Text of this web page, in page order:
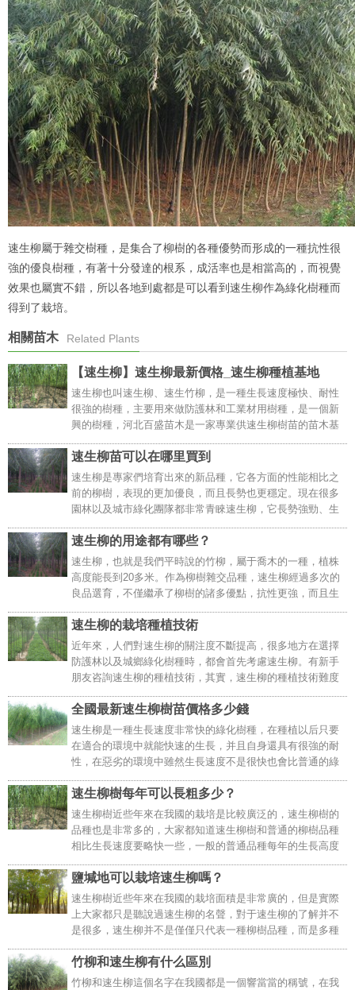
速生柳屬于雜交樹種，是集合了柳樹的各種優勢而形成的一種抗性很
強的優良樹種，有著十分發達的根系，成活率也是相當高的，而視覺
效果也屬實不錯，所以各地到處都是可以看到速生柳作為綠化樹種而
得到了栽培。
相關苗木 Related Plants
【速生柳】速生柳最新價格_速生柳種植基地
速生柳也叫速生柳、速生竹柳，是一種生長速度極快、耐性
很強的樹種，主要用來做防護林和工業材用樹種，是一個新
興的樹種，河北百盛苗木是一家專業供速生柳樹苗的苗木基
地，苗圃主要供應米徑1~2~3~4~5~6公分的速生柳，一手貨
源低價批發。..
速生柳苗可以在哪里買到
速生柳是專家們培育出來的新品種，它各方面的性能相比之
前的柳樹，表現的更加優良，而且長勢也更穩定。現在很多
園林以及城市綠化團隊都非常青睞速生柳，它長勢強勁、生
長速度快，能快速形成景觀，優勢非常明顯，在眾多綠化苗
木當中脫穎而出。..
速生柳的用途都有哪些？
速生柳，也就是我們平時說的竹柳，屬于喬木的一種，植株
高度能長到20多米。作為柳樹雜交品種，速生柳經過多次的
良品選育，不僅繼承了柳樹的諸多優點，抗性更強，而且生
長速度更快。今天我們就來介紹一下速生柳的主要用途：..
速生柳的栽培種植技術
近年來，人們對速生柳的關注度不斷提高，很多地方在選擇
防護林以及城鄉綠化樹種時，都會首先考慮速生柳。有新手
朋友咨詢速生柳的種植技術，其實，速生柳的種植技術難度
指數比較低，下面給大家講解幾個要點，供大家參考。..
全國最新速生柳樹苗價格多少錢
速生柳是一種生長速度非常快的綠化樹種，在種植以后只要
在適合的環境中就能快速的生長，并且自身還具有很強的耐
性，在惡劣的環境中雖然生長速度不是很快也會比普通的綠
化樹種生長速度快，所以速生柳當做綠化樹種種植可以大大
節約種植時間，因此速生柳在國內才被人們所認可。..
速生柳樹每年可以長粗多少？
速生柳樹近些年來在我國的栽培是比較廣泛的，速生柳樹的
品種也是非常多的，大家都知道速生柳樹和普通的柳樹品種
相比生長速度要略快一些，一般的普通品種每年的生長高度
大約只有2cm左右。而速生柳樹的植株高度已經達到了4cm
左右，那么速生柳樹一年可以長多粗呢？速生柳樹..
鹽堿地可以栽培速生柳嗎？
速生柳樹近些年來在我國的栽培面積是非常廣的，但是實際
上大家都只是聽說過速生柳的名聲，對于速生柳的了解并不
是很多，速生柳并不是僅僅只代表一種柳樹品種，而是多種
的柳樹品種，在我國速生柳的品種就已經超過了40多種，很
多人都想知道速生柳是否可以在鹽堿地栽培這篇文..
竹柳和速生柳有什么區別
竹柳和速生柳這個名字在我國都是一個響當當的稱號，在我